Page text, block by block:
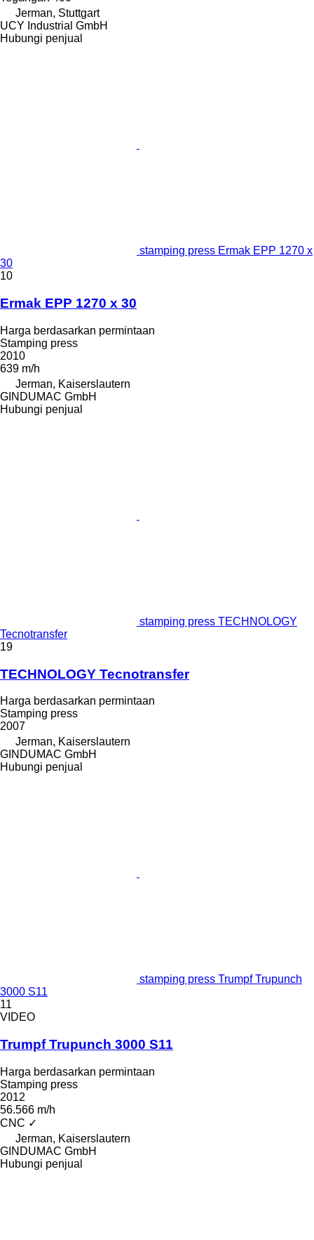
Jerman, Stuttgart
UCY Industrial GmbH
Hubungi penjual
stamping press Ermak EPP 1270 x
30
10
Ermak EPP 1270 x 30
Harga berdasarkan permintaan
Stamping press
2010
639 m/h
Jerman, Kaiserslautern
GINDUMAC GmbH
Hubungi penjual
stamping press TECHNOLOGY
Tecnotransfer
19
TECHNOLOGY Tecnotransfer
Harga berdasarkan permintaan
Stamping press
2007
Jerman, Kaiserslautern
GINDUMAC GmbH
Hubungi penjual
stamping press Trumpf Trupunch
3000 S11
11
VIDEO
Trumpf Trupunch 3000 S11
Harga berdasarkan permintaan
Stamping press
2012
56.566 m/h
CNC ✓
Jerman, Kaiserslautern
GINDUMAC GmbH
Hubungi penjual